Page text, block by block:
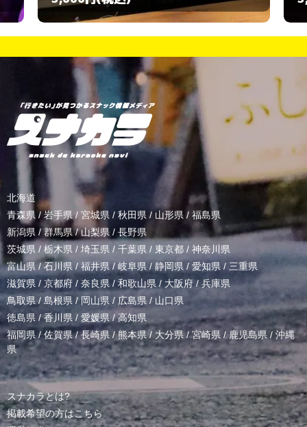
北海道
青森県 / 岩手県/ 宮城県 / 秋田県 / 山形県/ 福島県
新潟県 /群馬県/山梨県 / 長野県
茨城県 / 栃木県 / 埼玉県 / 千葉県 / 東京都 / 神奈川県
富山県 /石川県/福井県/岐阜県 / 静岡県 / 愛知県 / 三重県
滋賀県 / 京都府 / 奈良県 / 和歌山県/ 大阪府 /兵庫県
鳥取県/ 島根県 /岡山県/ 広島県 / 山口県
徳島県 /香川県 / 愛媛県/高知県
福岡県/佐賀県/長崎県 /熊本県/ 大分県/宮崎県 /鹿児島県 / 沖縄
県
スナカラとは?
掲載希望の方はこちら